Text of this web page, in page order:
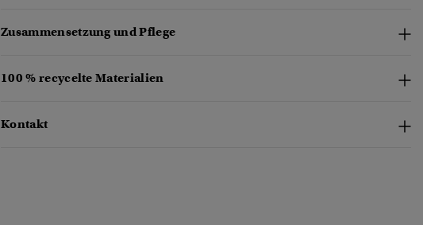
Zusammensetzung und Pflege
100 % recycelte Materialien
Kontakt